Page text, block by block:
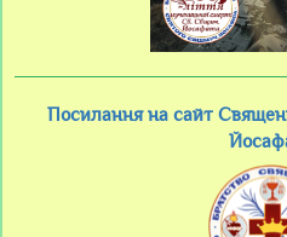
Посилання на сайт